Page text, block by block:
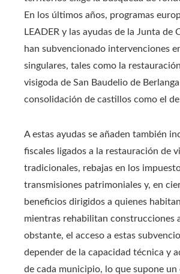
En los últimos años, programas
LEADER y las ayudas de la Junta de
han subvencionado intervenciones
singulares, tales como la
visigoda de San Baudelio de
consolidación de castillos como el
A estas ayudas se añaden también
fiscales ligados a la restauración de
tradicionales, rebajas en los
transmisiones patrimoniales y, en
beneficios dirigidos a quienes
mientras rehabilitan construcciones
obstante, el acceso a estas
depender de la capacidad técnica y
de cada municipio, lo que supone